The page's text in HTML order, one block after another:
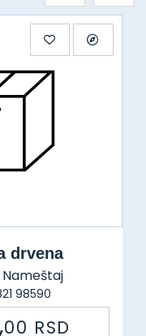
drvena
98590
00 RSD